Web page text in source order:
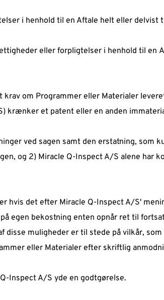
i henhold til en Aftale helt eller delvist
eller forpligtelser i henhold til en
om Programmer eller Materialer
krænker et patent eller en anden
ved sagen samt den erstatning, som
og 2) Miracle Q-Inspect A/S alene har
det efter Miracle Q-Inspect A/S'
egen bekostning enten opnår ret til
muligheder er til stede på vilkår,
eller Materialer efter skriftlig
Inspect A/S yde en godtgørelse.